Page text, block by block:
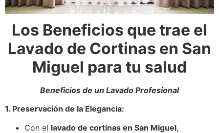
Los Beneficios que trae el
Lavado de Cortinas en San
Miguel para tu salud
Beneficios de un Lavado Profesional
1. Preservación de la Elegancia:
Con el lavado de cortinas en San Miguel,